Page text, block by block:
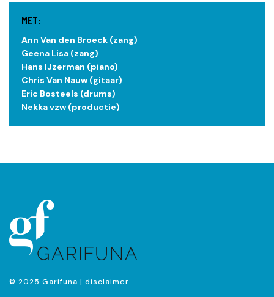
MET:
Ann Van den Broeck (zang)
Geena Lisa (zang)
Hans IJzerman (piano)
Chris Van Nauw (gitaar)
Eric Bosteels (drums)
Nekka vzw (productie)
© 2025 Garifuna | disclaimer